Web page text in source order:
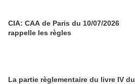
CIA: CAA de Paris du 10/07/2026
rappelle les règles
La partie règlementaire du livre IV du